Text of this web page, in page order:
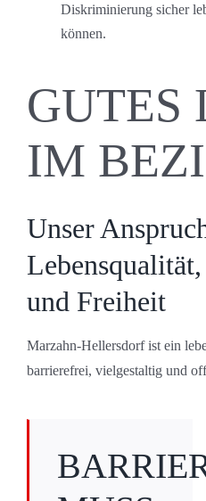
Diskriminierung sicher
können.
GUTES
IM
Unser
und Freiheit
Marzahn-Hellersdorf ist ein
barrierefrei, vielgestaltig und